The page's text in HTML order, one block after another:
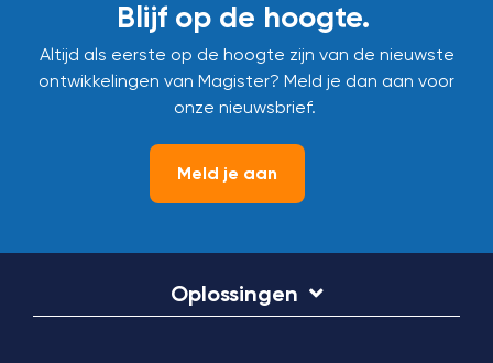
Blijf op de hoogte.
Altijd als eerste op de hoogte zijn van de nieuwste
ontwikkelingen van Magister? Meld je dan aan voor
onze nieuwsbrief.
Meld je aan
Oplossingen